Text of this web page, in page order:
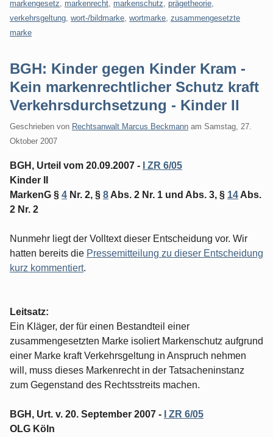
markengesetz
markenrecht markenschutz prägetheorie
verkehrsgeltung wort-/bildmarke wortmarke zusammengesetzte
marke
BGH: Kinder gegen Kinder Kram -
Kein markenrechtlicher Schutz kraft
Verkehrsdurchsetzung - Kinder II
Geschrieben von Rechtsanwalt Marcus Beckmann am Samstag, 27.
Oktober 2007
BGH, Urteil vom 20.09.2007 -
I ZR 6/05
Kinder II
MarkenG § 4 Nr. 2, § 8 Abs. 2 Nr. 1 und Abs. 3, § 14 Abs.
2 Nr. 2
Nunmehr liegt der Volltext dieser Entscheidung vor. Wir
hatten bereits die Pressemitteilung zu dieser Entscheidung
kurz kommentiert.
Leitsatz:
Ein Kläger, der für einen Bestandteil einer
zusammengesetzten Marke isoliert Markenschutz aufgrund
einer Marke kraft Verkehrsgeltung in Anspruch nehmen
will, muss dieses Markenrecht in der Tatsacheninstanz
zum Gegenstand des Rechtsstreits machen.
BGH, Urt. v. 20. September 2007 -
I ZR 6/05
OLG Köln